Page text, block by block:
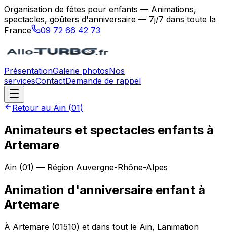
Organisation de fêtes pour enfants — Animations,
spectacles, goûters d'anniversaire — 7j/7 dans toute la
France
09 72 66 42 73
PrésentationGalerie photosNos
servicesContactDemande de rappel
Retour au Ain (01)
Animateurs et spectacles enfants à
Artemare
Ain (01) — Région Auvergne-Rhône-Alpes
Animation d'anniversaire enfant à
Artemare
À Artemare (01510) et dans tout le Ain, Lanimation